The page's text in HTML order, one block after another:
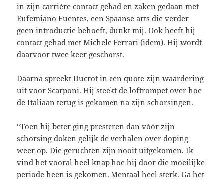
in zijn carrière contact gehad en zaken gedaan met
Eufemiano Fuentes, een Spaanse arts die verder
geen introductie behoeft, dunkt mij. Ook heeft hij
contact gehad met Michele Ferrari (idem). Hij wordt
daarvoor twee keer geschorst.
Daarna spreekt Ducrot in een quote zijn waardering
uit voor Scarponi. Hij steekt de loftrompet over hoe
de Italiaan terug is gekomen na zijn schorsingen.
“Toen hij beter ging presteren dan vóór zijn
schorsing doken gelijk de verhalen over doping
weer op. Die geruchten zijn nooit uitgekomen. Ik
vind het vooral heel knap hoe hij door die moeilijke
periode heen is gekomen. Mentaal heel sterk. Ga het